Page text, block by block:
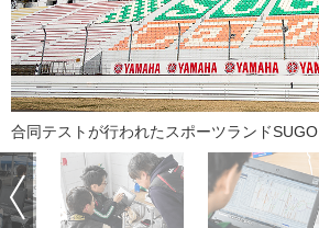
合同テストが行われたスポーツランドSUGO